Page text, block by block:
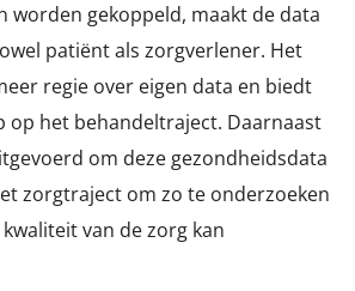
worden gekoppeld, maakt de data
patiënt als zorgverlener. Het
regie over eigen data en biedt
op het behandeltraject. Daarnaast
om deze gezondheidsdata
zorgtraject om zo te onderzoeken
van de zorg kan